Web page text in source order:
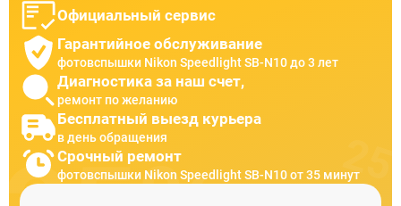
Официальный сервис
Гарантийное обслуживание
фотовспышки Nikon Speedlight SB-N10 до 3 лет
Диагностика за наш счет,
ремонт по желанию
Бесплатный выезд курьера
в день обращения
Срочный ремонт
фотовспышки Nikon Speedlight SB-N10 от 35 минут